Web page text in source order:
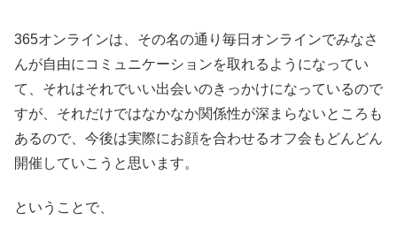
365オンラインは、その名の通り毎日オンラインでみなさ
んが自由にコミュニケーションを取れるようになってい
て、それはそれでいい出会いのきっかけになっているので
すが、それだけではなかなか関係性が深まらないところも
あるので、今後は実際にお顔を合わせるオフ会もどんどん
開催していこうと思います。
ということで、